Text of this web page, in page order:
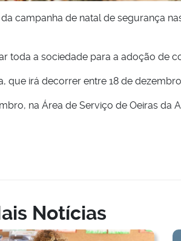
campanha de natal de segurança
toda a sociedade para a adoção de
irá decorrer entre 18 de
na Área de Serviço de Oeiras da
Notícias